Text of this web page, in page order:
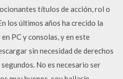
títulos de acción, rol o
los últimos años ha crecido la
PC y consolas, y en este
sin necesidad de derechos
No es necesario ser